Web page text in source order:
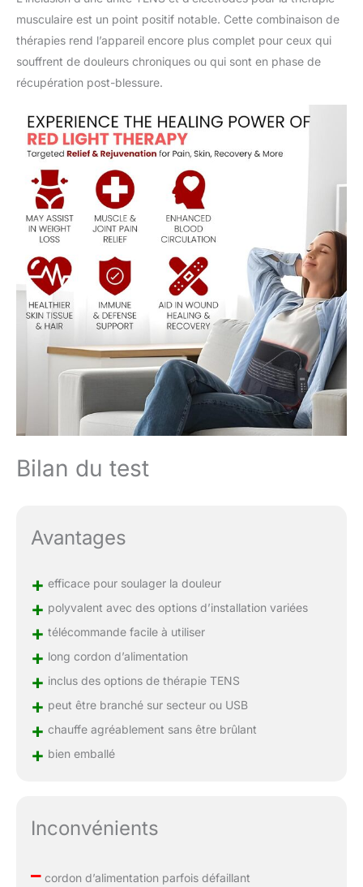
soulager les douleurs
blessures sportives,
soulager les douleurs
vous offrent le marteau,
le pétrissage,
l'acupuncture, le
massage, les ventouses
et le Gua Sha pour aider
à soulager la douleur
associée aux muscles
endoloris et fatigués. 10
niveaux de réglage :
personnalisez la
température, l'intensité et
le massage idéaux en
appuyant simplement
sur un bouton. Minuterie
d'arrêt automatique :
cette ceinture de thérapie
par lumière rouge peut
être réglée pour
s'éteindre
où. La ceinture de
rouge avec
télécommande se
ou une batterie portable
(non incluse) lorsque
vous êtes en
musculaire est un point positif notable. Cette combinaison de
thérapies rend l’appareil encore plus complet pour ceux qui
souffrent de douleurs chroniques ou qui sont en phase de
récupération post-blessure.
Bilan du test
Avantages
+ efficace pour soulager la douleur
+ polyvalent avec des options d’installation variées
+ télécommande facile à utiliser
+ long cordon d’alimentation
+ inclus des options de thérapie TENS
+ peut être branché sur secteur ou USB
+ chauffe agréablement sans être brûlant
+ bien emballé
Inconvénients
–cordon d’alimentation parfois défaillant